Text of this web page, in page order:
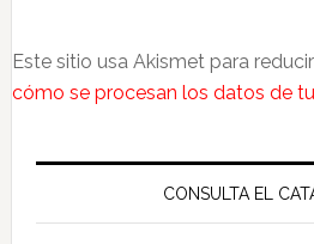
Este sitio usa Akismet para
cómo se procesan los datos de
Primary
CONSULTA EL